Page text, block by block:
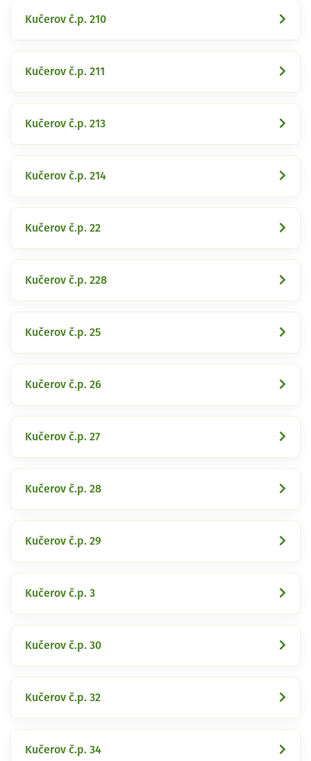
Kučerov č.p. 210
Kučerov č.p. 211
Kučerov č.p. 213
Kučerov č.p. 214
Kučerov č.p. 22
Kučerov č.p. 228
Kučerov č.p. 25
Kučerov č.p. 26
Kučerov č.p. 27
Kučerov č.p. 28
Kučerov č.p. 29
Kučerov č.p. 3
Kučerov č.p. 30
Kučerov č.p. 32
Kučerov č.p. 34